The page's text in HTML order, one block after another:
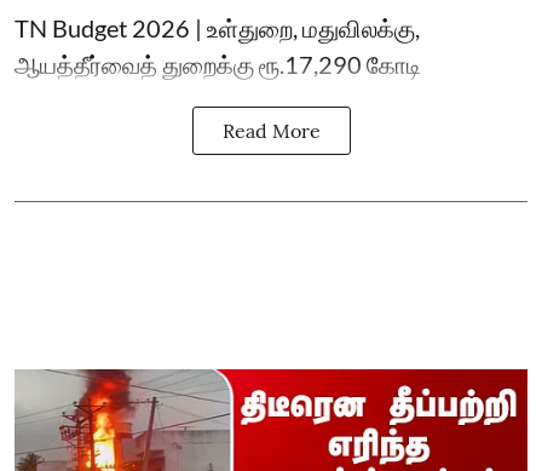
TN Budget 2026 | உள்துறை, மதுவிலக்கு,
ஆயத்தீர்வைத் துறைக்கு ரூ.17,290 கோடி
Read More